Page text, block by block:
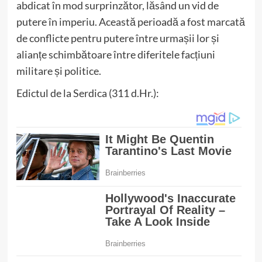
abdicat în mod surprinzător, lăsând un vid de
putere în imperiu. Această perioadă a fost marcată
de conflicte pentru putere între urmașii lor și
alianțe schimbătoare între diferitele facțiuni
militare și politice.
Edictul de la Serdica (311 d.Hr.):